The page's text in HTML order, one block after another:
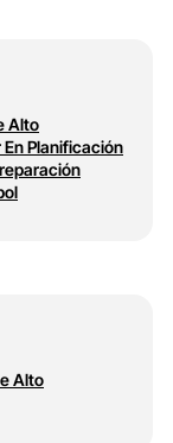
Alto
Planificación
Alto